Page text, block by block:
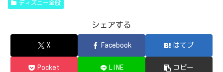
ディズニー全般
シェアする
X Facebook はてブ
Pocket LINE コピー